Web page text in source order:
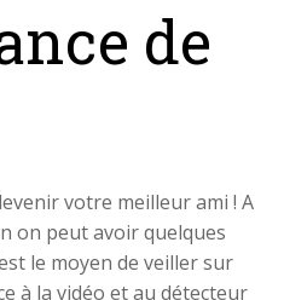
de
votre meilleur ami ! A
on peut avoir quelques
le moyen de veiller sur
à la vidéo et au détecteur